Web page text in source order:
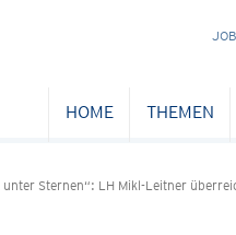
HOME THEMEN
unter Sternen“: LH Mikl-Leitner